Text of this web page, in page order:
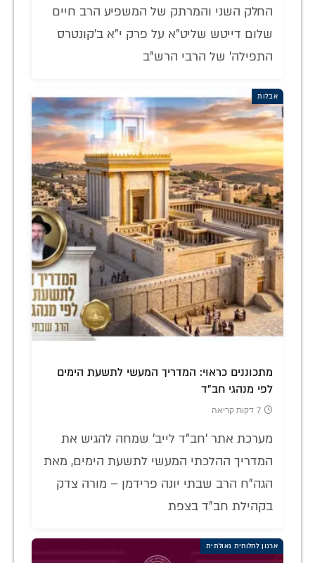
החלק השני והמרתק של המשפיע הרב חיים
שלום דייטש שליט"א על פרק י"א ב'קונטרס
התפילה' של הרבי הרש"ב
אבלות
מתכוננים כראוי: המדריך המעשי לתשעת הימים
לפי מנהגי חב"ד
7 דקות קריאה
מערכת אתר 'חב"ד לייב' שמחה להגיש את
המדריך ההלכתי המעשי לתשעת הימים, מאת
הגה"ח הרב שבתי יונה פרידמן – מורה צדק
בקהילת חב"ד בצפת
ארגון לחלוחית גאולתית